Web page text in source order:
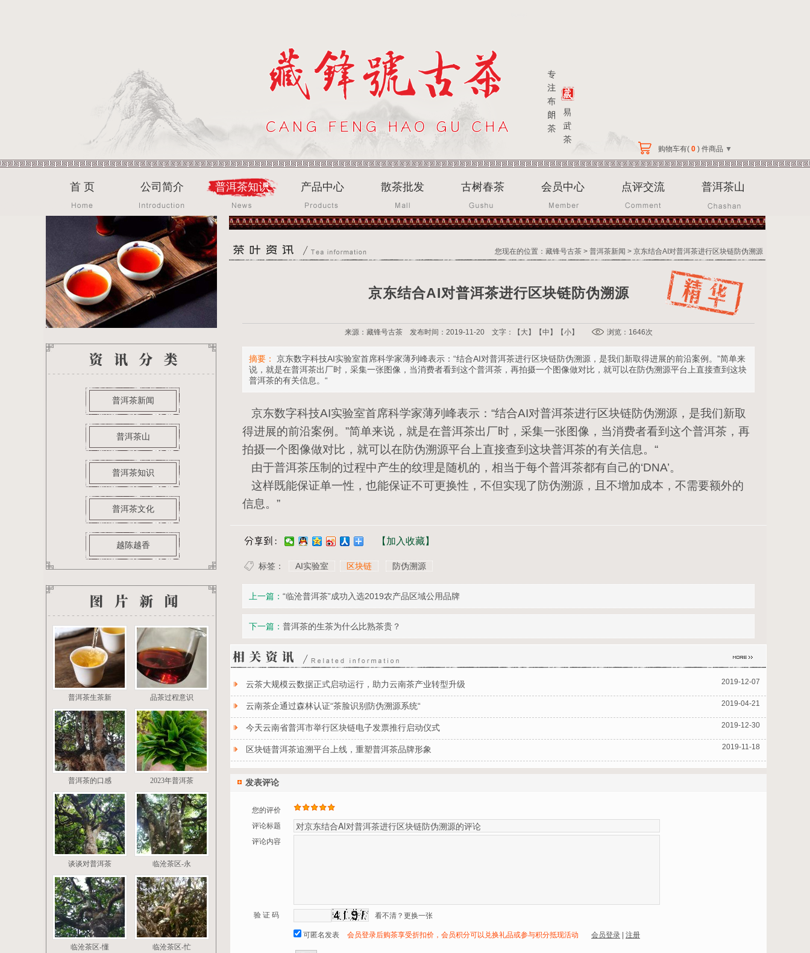
首 页 公司简介 普洱茶知识 产品中心 散茶批发 古树春茶 会员中心 点评交流 普洱茶山
购物车有( 0 ) 件商品 ▼
京东结合AI对普洱茶进行区块链防伪溯源
来源：藏锋号古茶 发布时间：2019-11-20 文字：【 大】【中 】【小】 浏览：1646次
摘要：
京东数字科技AI实验室首席科学家薄列峰表示：“结合AI对普洱茶进行区块链防伪溯源，是我们新取得进展的前沿案例。”简单来
说，就是在普洱茶出厂时，采集一张图像，当消费者看到这个普洱茶，再拍摄一个图像做对比，就可以在防伪溯源平台上直接查到这块
普洱茶的有关信息。“
京东数字科技AI实验室首席科学家薄列峰表示：“结合AI对普洱茶进行区块链防伪溯源，是我们新取
得进展的前沿案例。”简单来说，就是在普洱茶出厂时，采集一张图像，当消费者看到这个普洱茶，再
拍摄一个图像做对比，就可以在防伪溯源平台上直接查到这块普洱茶的有关信息。“
由于普洱茶压制的过程中产生的纹理是随机的，相当于每个普洱茶都有自己的‘DNA’。
这样既能保证单一性，也能保证不可更换性，不但实现了防伪溯源，且不增加成本，不需要额外的
信息。”
【加入收藏】
标签： AI实验室 区块链 防伪溯源
上一篇： “临沧普洱茶”成功入选2019农产品区域公用品牌
下一篇： 普洱茶的生茶为什么比熟茶贵？
普洱茶新闻
普洱茶山
普洱茶知识
普洱茶文化
越陈越香
您现在的位置： 藏锋号古茶 > 普洱茶新闻 > 京东结合AI对普洱茶进行区块链防伪溯源
2019-12-07
云茶大规模云数据正式启动运行，助力云南茶产业转型升级
2019-04-21
云南茶企通过森林认证“茶脸识别防伪溯源系统“
2019-12-30
今天云南省普洱市举行区块链电子发票推行启动仪式
2019-11-18
区块链普洱茶追溯平台上线，重塑普洱茶品牌形象
普洱茶生茶新 品茶过程意识
普洱茶的口感 2023年普洱茶
谈谈对普洱茶 临沧茶区-永
临沧茶区-懂 临沧茶区-忙
发表评论
您的评价
评论标题
评论内容
验 证 码 看不清？更换一张
可匿名发表 会员登录后购茶享受折扣价，会员积分可以兑换礼品或参与积分抵现活动 会员登录 注册